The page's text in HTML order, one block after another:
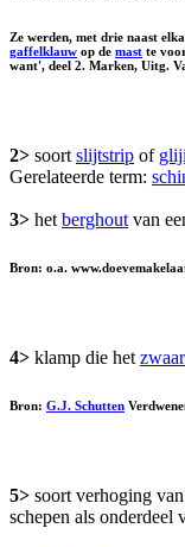
Ze werden, met drie naast
gaffelklauw op de mast te
want', deel 2. Marken, Uitg.
2> soort slijtstrip of
Gerelateerde term:
3> het berghout van
Bron: o.a.
4> klamp die het
Bron: G.J. Schutten
5> soort verhoging
schepen als onderdeel